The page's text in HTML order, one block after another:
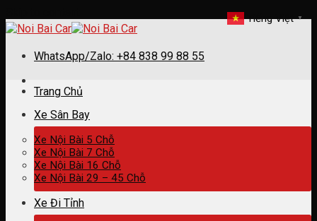
WhatsApp/Zalo: +84 838 99 88 55
Trang Chủ
Xe Sân Bay
Xe Nội Bài 5 Chỗ
Xe Nội Bài 7 Chỗ
Xe Nội Bài 16 Chỗ
Xe Nội Bài 29 – 45 Chỗ
Xe Đi Tỉnh
Tiếng Việt ▼